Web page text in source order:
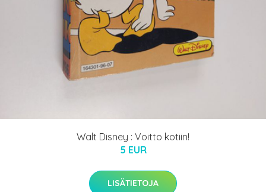
Walt Disney : Voitto kotiin!
5 EUR
LISÄTIETOJA